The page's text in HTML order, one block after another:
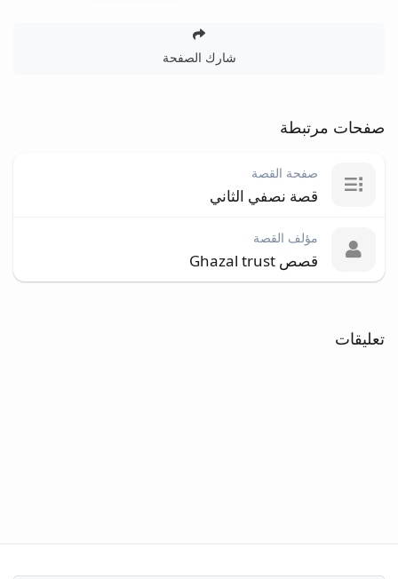
شارك الصفحة
صفحات مرتبطة
صفحة القصة
قصة نصفي الثاني
مؤلف القصة
قصص Ghazal trust
تعليقات